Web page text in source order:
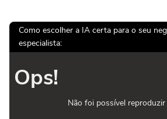
Como escolher a IA certa para o seu
especialista:
Ops!
Não foi possível